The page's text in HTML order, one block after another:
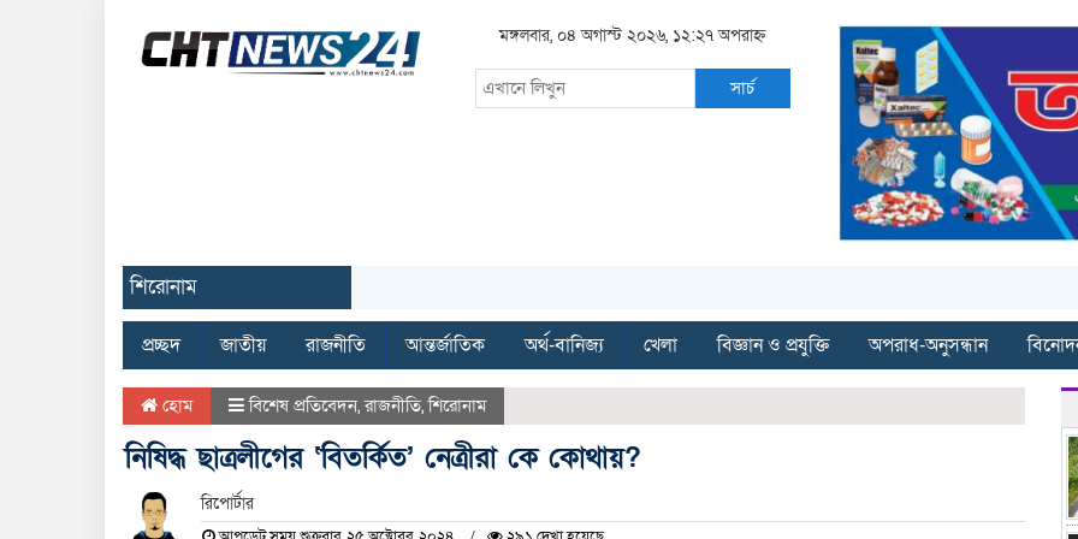
মঙ্গলবার, ০৪ অগাস্ট ২০২৬, ১২:২৭ অপরাহ্ন
সার্চ
শিরোনাম
প্রচ্ছদ জাতীয় রাজনীতি আন্তর্জাতিক অর্থ-বানিজ্য খেলা বিজ্ঞান ও প্রযুক্তি অপরাধ-অনুসন্ধান
হোম বিশেষ প্রতিবেদন,রাজনীতি,শিরোনাম
নিষিদ্ধ ছাত্রলীগের ‘বিতর্কিত’ নেত্রীরা কে কোথায়?
রিপোর্টার